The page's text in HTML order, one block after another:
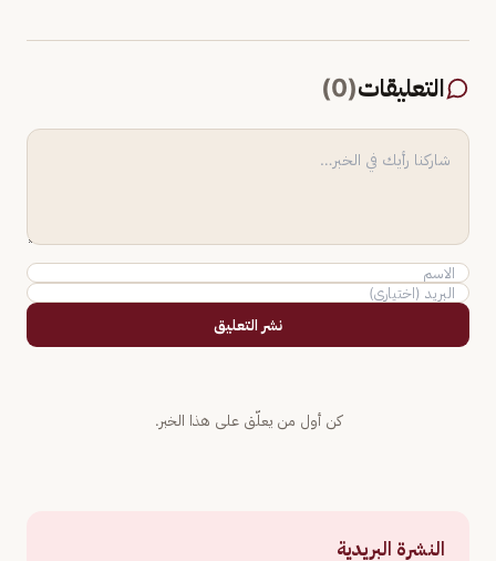
التعليقات(
0
)
نشر التعليق
كن أول من يعلّق على هذا الخبر.
النشرة البريدية